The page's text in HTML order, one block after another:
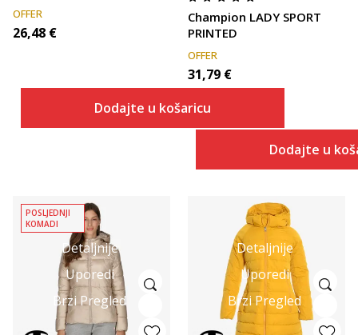
OFFER
26,48 €
Dodajte u košaricu
Champion LADY SPORT
PRINTED
OFFER
31,79 €
Dodajte u
Detaljnije
Uporedi
Brzi Pregled
POSLJEDNJI
KOMADI
Detaljnije
Uporedi
Brzi Pregled